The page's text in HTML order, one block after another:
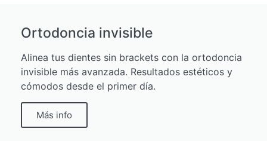
Ortodoncia invisible
Alinea tus dientes sin brackets con la ortodoncia
invisible más avanzada. Resultados estéticos y
cómodos desde el primer día.
Más info